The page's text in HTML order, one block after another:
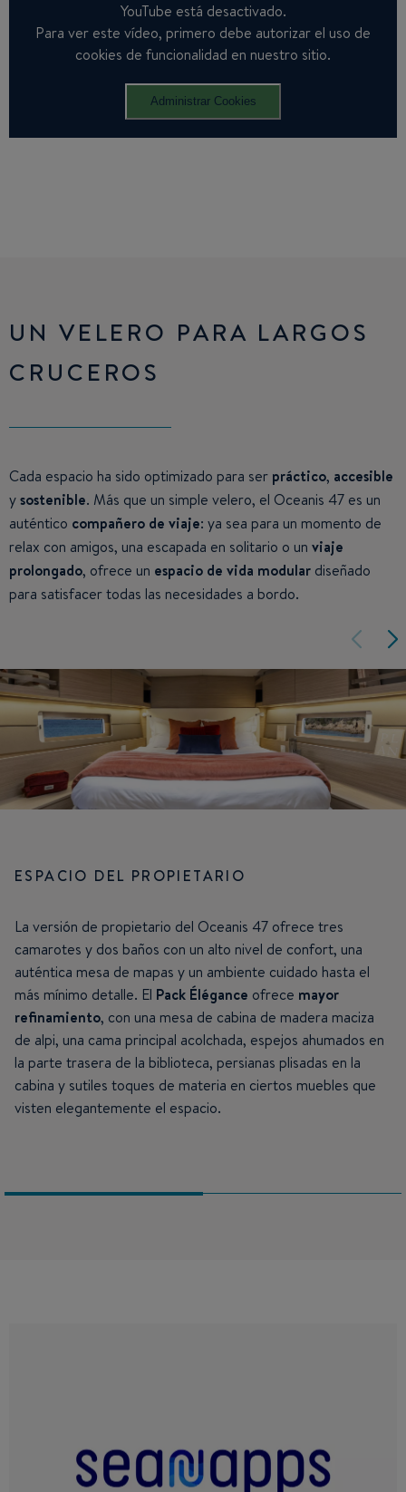
YouTube está desactivado.
Para ver este vídeo, primero debe autorizar el uso de
cookies de funcionalidad en nuestro sitio.
Administrar Cookies
UN VELERO PARA LARGOS
CRUCEROS
Cada espacio ha sido optimizado para ser práctico, accesible
ysostenible. Más que un simple velero, el Oceanis 47 es un
auténtico compañero de viaje: ya sea para un momento de
relax con amigos, una escapada en solitario o un viaje
prolongado, ofrece un espacio de vida modular diseñado
para satisfacer todas las necesidades a bordo.
ESPACIO DEL PROPIETARIO
La versión de propietario del Oceanis 47 ofrece tres
camarotes y dos baños con un alto nivel de confort, una
auténtica mesa de mapas y un ambiente cuidado hasta el
más mínimo detalle. El Pack Élégance ofrece mayor
refinamiento, con una mesa de cabina de madera maciza
de alpi, una cama principal acolchada, espejos ahumados en
la parte trasera de la biblioteca, persianas plisadas en la
cabina y sutiles toques de materia en ciertos muebles que
visten elegantemente el espacio.